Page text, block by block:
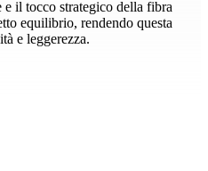
e il tocco strategico della fibra
equilibrio, rendendo questa
e leggerezza.